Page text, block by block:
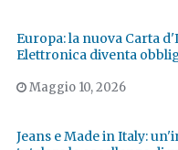
Europa: la nuova Carta
Elettronica diventa
Maggio 10, 2026
Jeans e Made in Italy: